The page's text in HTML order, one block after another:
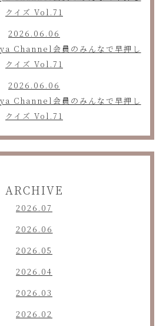
クイズ Vol.71
2026.06.06
Channel会員のみんなで早押し
クイズ Vol.71
2026.06.06
Channel会員のみんなで早押し
クイズ Vol.71
ARCHIVE
2026.07
2026.06
2026.05
2026.04
2026.03
2026.02